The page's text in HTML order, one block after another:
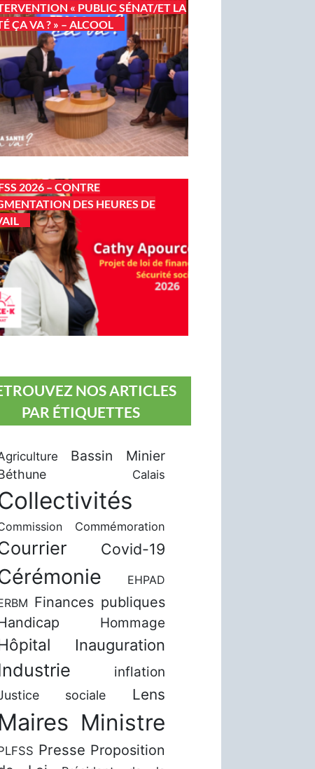
« PUBLIC SÉNAT/ET LA
ÇA VA ? » – ALCOOL
2026 – CONTRE
DES HEURES DE
NOS ARTICLES
PAR ÉTIQUETTES
Bassin Minier
Calais
Commémoration
Covid-19
EHPAD
Finances publiques
Hommage
Inauguration
inflation
sociale Lens
Ministre
Presse Proposition